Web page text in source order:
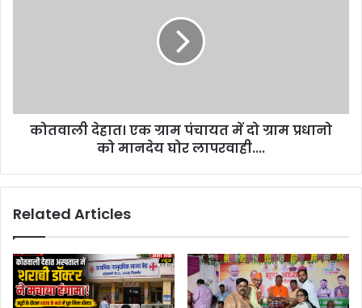
कोतवाली देहात। एक ग्राम पंचायत में दो ग्राम प्रधानो
को मानदेय घोर लापरवाही....
Related Articles